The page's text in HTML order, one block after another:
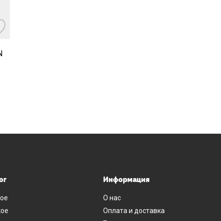
Информация
О нас
Оплата и доставка